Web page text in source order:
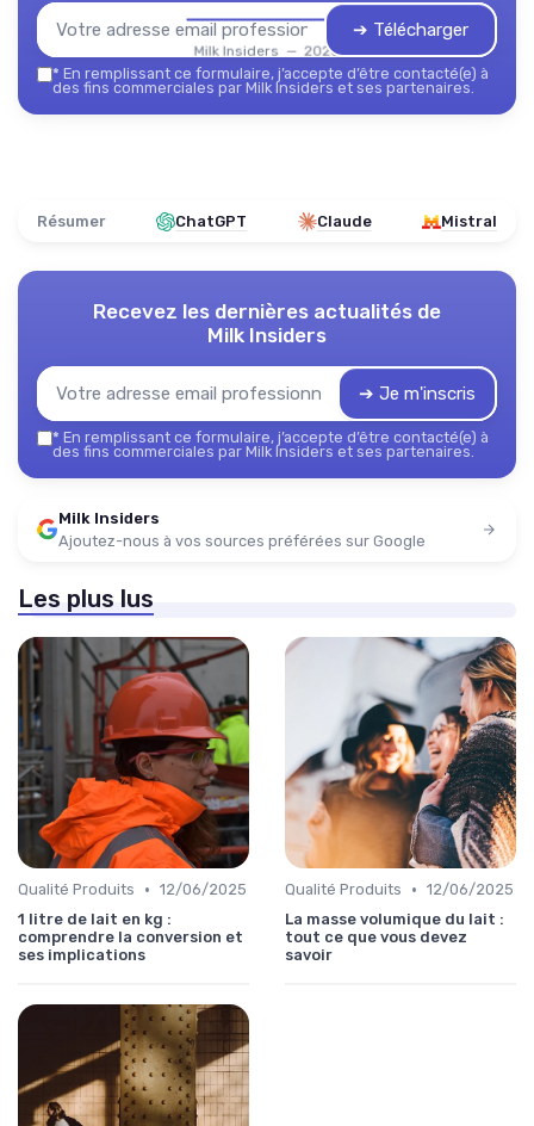
Milk Insiders — 2026
➔ Télécharger
* En remplissant ce formulaire, j’accepte d’être contacté(e) à
des fins commerciales par Milk Insiders et ses partenaires.
Résumer ChatGPT Claude Mistral
Recevez les dernières actualités de
Milk Insiders
➔ Je m'inscris
* En remplissant ce formulaire, j’accepte d’être contacté(e) à
des fins commerciales par Milk Insiders et ses partenaires.
Milk Insiders
Ajoutez-nous à vos sources préférées sur Google
Les plus lus
Qualité Produits • 12/06/2025
1 litre de lait en kg :
comprendre la conversion et
ses implications
Qualité Produits • 12/06/2025
La masse volumique du lait :
tout ce que vous devez
savoir